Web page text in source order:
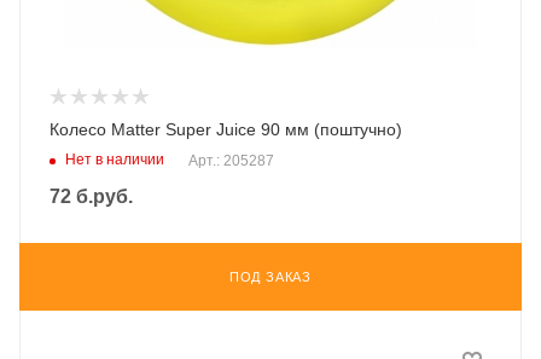
Колесо Matter Super Juice 90 мм (поштучно)
Нет в наличии Арт.: 205287
72 б.руб.
ПОД ЗАКАЗ